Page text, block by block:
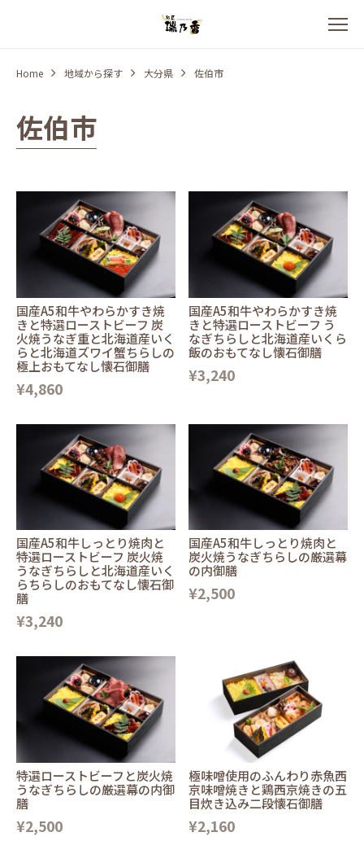
Home 地域から探す 大分県 佐伯市
佐伯市
国産A5和牛やわらかすき焼
きと特選ローストビーフ 炭
火焼うなぎ重と北海道産いく
らと北海道ズワイ蟹ちらしの
極上おもてなし懐石御膳
¥4,860
国産A5和牛やわらかすき焼
きと特選ローストビーフ う
なぎちらしと北海道産いくら
飯のおもてなし懐石御膳
¥3,240
国産A5和牛しっとり焼肉と
特選ローストビーフ 炭火焼
うなぎちらしと北海道産いく
らちらしのおもてなし懐石御
膳
¥3,240
国産A5和牛しっとり焼肉と
炭火焼うなぎちらしの厳選幕
の内御膳
¥2,500
特選ローストビーフと炭火焼
うなぎちらしの厳選幕の内御
膳
¥2,500
極味噌使用のふんわり赤魚西
京味噌焼きと鶏西京焼きの五
目炊き込み二段懐石御膳
¥2,160